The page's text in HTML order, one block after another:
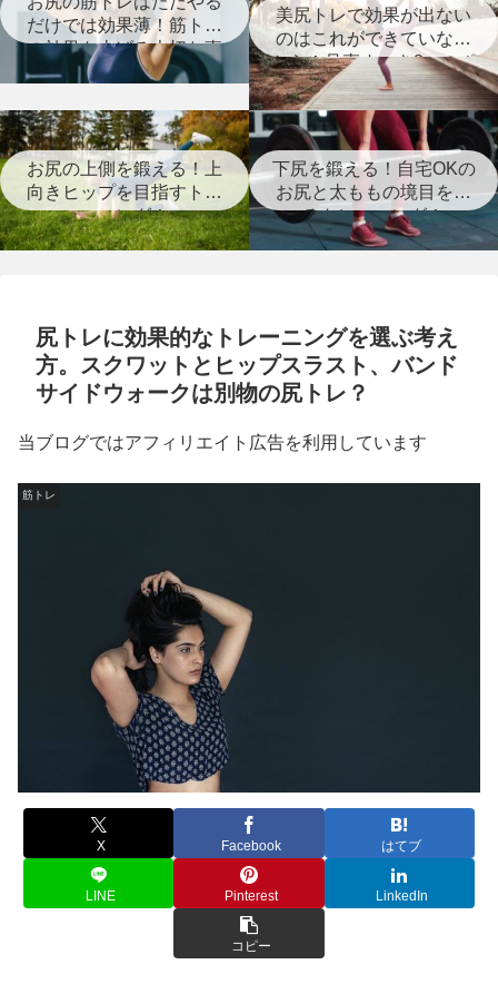
だけでは効果薄！筋トレ
の効果を上げる大切な事
とは？
美尻トレで効果が出ない
のはこれができていない
から！見直すべき8つのポ
イント【筋トレ】
お尻の上側を鍛える！上
向きヒップを目指すトレ
ーニング！
下尻を鍛える！自宅OKの
お尻と太ももの境目を作
るトレーニング！
尻トレに効果的なトレーニングを選ぶ考え
方。スクワットとヒップスラスト、バンド
サイドウォークは別物の尻トレ？
当ブログではアフィリエイト広告を利用しています
筋トレ
X Facebook はてブ
LINE Pinterest LinkedIn
コピー